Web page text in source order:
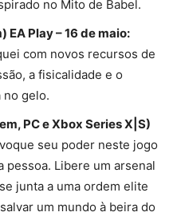
no Mito de Babel.
EA Play – 16 de maio:
com novos recursos de
a fisicalidade e o
no gelo.
PC e Xbox Series X|S)
seu poder neste jogo
Libere um arsenal
junta a uma ordem elite
um mundo à beira do